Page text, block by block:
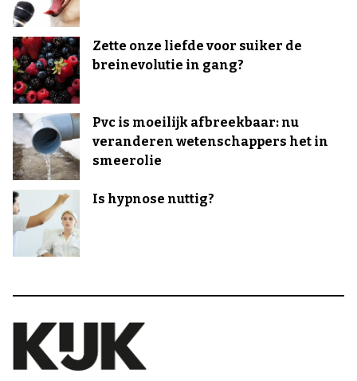
Zette onze liefde voor suiker de
breinevolutie in gang?
Pvc is moeilijk afbreekbaar: nu
veranderen wetenschappers het in
smeerolie
Is hypnose nuttig?